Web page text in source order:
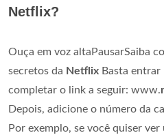
Netflix?
Ouça em voz altaPausarSaiba
secretos da Netflix Basta entrar
completar o link a seguir: www.
Depois, adicione o número da
Por exemplo, se você quiser ver